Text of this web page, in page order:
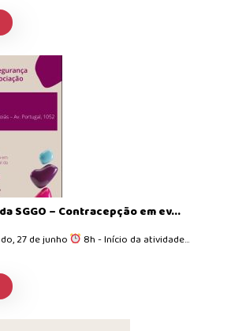
SGGO – Contracepção em ev...
27 de junho 8h - Início da atividade...